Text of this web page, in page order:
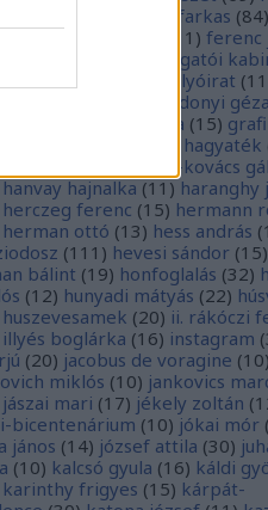
farkas gábor farkas (84)
11 ) ferenc
főigazgatói
folyóirat (11
gárdonyi géza
grafika (15)
hagyaték
hamvai-kovács
hanvay hajnalka (11 ) haranghy
herczeg ferenc (15) hermann
herman ottó (13) hess andrás (
(111 ) hevesi sándor (15)
bálint (19) honfoglalás (32)
(12) hunyadi mátyás (22)
huszevesamek (20) ii. rákóczi
illyés boglárka (16) instagram (
(20) jacobus de voragine (10)
miklós (10) jankovics
jászai mari (17) jékely zoltán (
bicentenárium (10) jókai mór (
jános (14) józsef attila (30)
(10) kalcsó gyula (16) káldi
karinthy frigyes (15) kárpát-